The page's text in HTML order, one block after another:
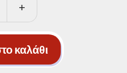
+
καλάθι